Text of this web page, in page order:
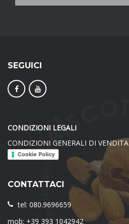
SEGUICI
CONDIZIONI LEGALI
CONDIZIONI GENERALI DI VENDITA
Cookie Policy
CONTATTACI
tel: 080.9696659
mob: +39 393 1042942